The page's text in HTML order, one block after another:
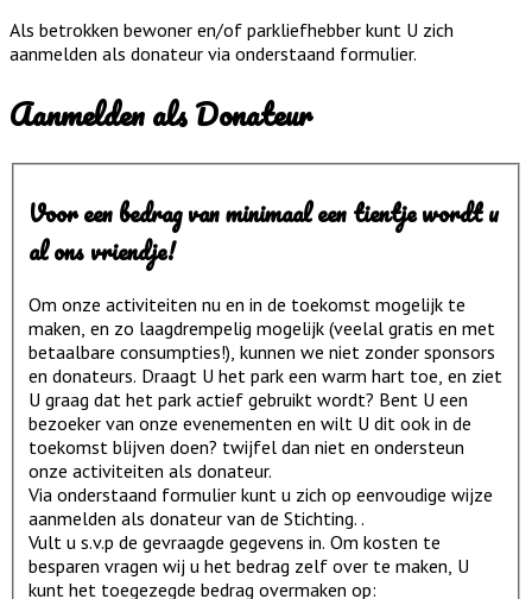
Als betrokken bewoner en/of parkliefhebber kunt U zich
aanmelden als donateur via onderstaand formulier.
Aanmelden als Donateur
Voor een bedrag van minimaal een tientje wordt u
al ons vriendje!
Om onze activiteiten nu en in de toekomst mogelijk te
maken, en zo laagdrempelig mogelijk (veelal gratis en met
betaalbare consumpties!), kunnen we niet zonder sponsors
en donateurs. Draagt U het park een warm hart toe, en ziet
U graag dat het park actief gebruikt wordt? Bent U een
bezoeker van onze evenementen en wilt U dit ook in de
toekomst blijven doen? twijfel dan niet en ondersteun
onze activiteiten als donateur.
Via onderstaand formulier kunt u zich op eenvoudige wijze
aanmelden als donateur van de Stichting. .
Vult u s.v.p de gevraagde gegevens in. Om kosten te
besparen vragen wij u het bedrag zelf over te maken, U
kunt het toegezegde bedrag overmaken op: